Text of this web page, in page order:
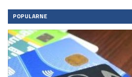
POPULARNE